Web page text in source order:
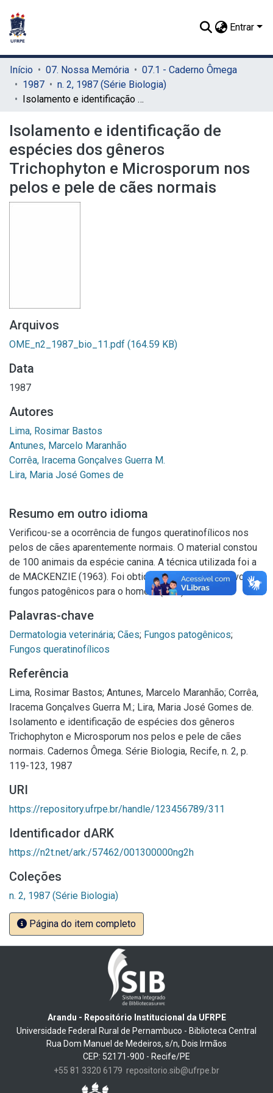
Entrar
Início 07. Nossa Memória
07.1 - Caderno Ômega
1987
n. 2, 1987 (Série Biologia)
Isolamento e identificação de espécies dos gêneros Trichophyton e Microsporum nos pelos e pele de cães normais
Isolamento e identificação de
espécies dos gêneros
Trichophyton e Microsporum nos
pelos e pele de cães normais
Arquivos
OME_n2_1987_bio_11.pdf (164.59 KB)
Data
1987
Autores
Lima, Rosimar Bastos
Antunes, Marcelo Maranhão
Corrêa, Iracema Gonçalves Guerra M.
Lira, Maria José Gomes de
Resumo em outro idioma
Verificou-se a ocorrência de fungos queratinofílicos nos
pelos de cães aparentemente normais. O material constou
de 100 animais da espécie canina. A técnica utilizada foi a
de MACKENZIE (1963). Foi obtido doze casos positivos de
fungos patogênicos para o homem (12%).
Palavras-chave
Dermatologia veterinária; Cães; Fungos patogênicos;
Fungos queratinofílicos
Referência
Lima, Rosimar Bastos; Antunes, Marcelo Maranhão; Corrêa,
Iracema Gonçalves Guerra M.; Lira, Maria José Gomes de.
Isolamento e identificação de espécies dos gêneros
Trichophyton e Microsporum nos pelos e pele de cães
normais. Cadernos Ômega. Série Biologia, Recife, n. 2, p.
119-123, 1987
URI
https://repository.ufrpe.br/handle/123456789/311
Identificador dARK
https://n2t.net/ark:/57462/001300000ng2h
Coleções
n. 2, 1987 (Série Biologia)
Página do item completo
Arandu - Repositório Institucional da UFRPE
Universidade Federal Rural de Pernambuco - Biblioteca Central
Rua Dom Manuel de Medeiros, s/n, Dois Irmãos
CEP: 52171-900 - Recife/PE
+55 81 3320 6179 repositorio.sib@ufrpe.br